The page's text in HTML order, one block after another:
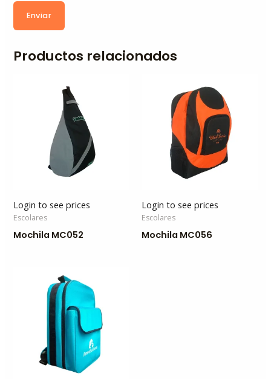
Enviar
Productos relacionados
Login to see prices
Escolares
Mochila MC052
Login to see prices
Escolares
Mochila MC056